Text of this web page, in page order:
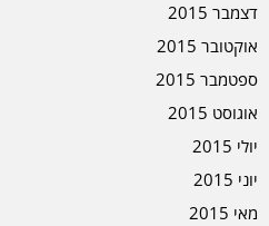
דצמבר 2015
אוקטובר 2015
ספטמבר 2015
אוגוסט 2015
יולי 2015
יוני 2015
מאי 2015